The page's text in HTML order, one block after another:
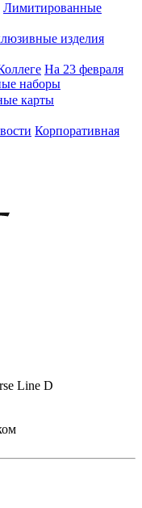
Лимитированные
изделия
На 23 февраля
наборы
карты
Корпоративная
Line D